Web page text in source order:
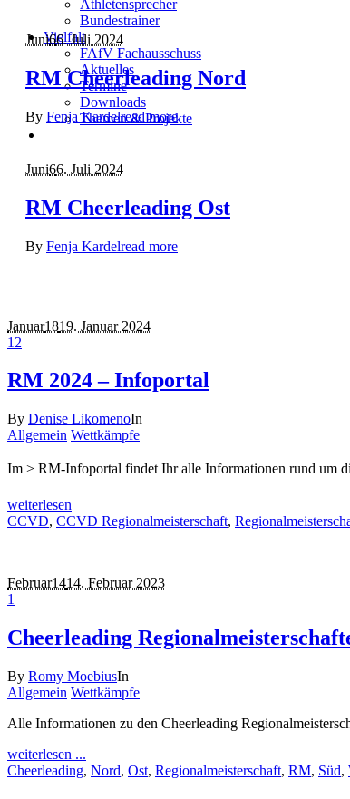
Athletensprecher
Bundestrainer
Vielfalt
FAfV Fachausschuss
Aktuelles
Termine
Downloads
Themen & Projekte
Juni66. Juli 2024
RM Cheerleading Nord
By Fenja Kardelread more
Juni66. Juli 2024
RM Cheerleading Ost
By Fenja Kardelread more
Januar1819. Januar 2024
12
RM 2024 – Infoportal
By Denise LikomenoIn
Allgemein Wettkämpfe
Im > RM-Infoportal findet Ihr alle Informationen rund um
weiterlesen
CCVD, CCVD Regionalmeisterschaft,
Februar1414. Februar 2023
1
Cheerleading
By Romy MoebiusIn
Allgemein Wettkämpfe
Alle Informationen zu den Cheerleading
weiterlesen ...
Cheerleading, Nord, Ost, Regionalmeisterschaft, RM, Süd,